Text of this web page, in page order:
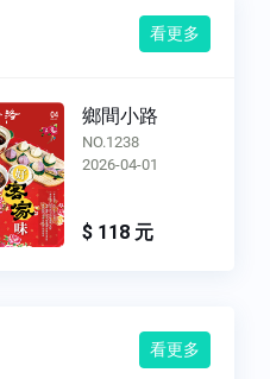
看更多
鄉間小路
NO.1238
2026-04-01
$ 118 元
看更多